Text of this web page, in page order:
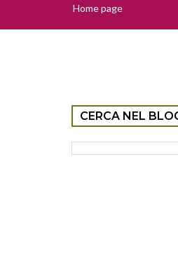
Home page
CERCA NEL